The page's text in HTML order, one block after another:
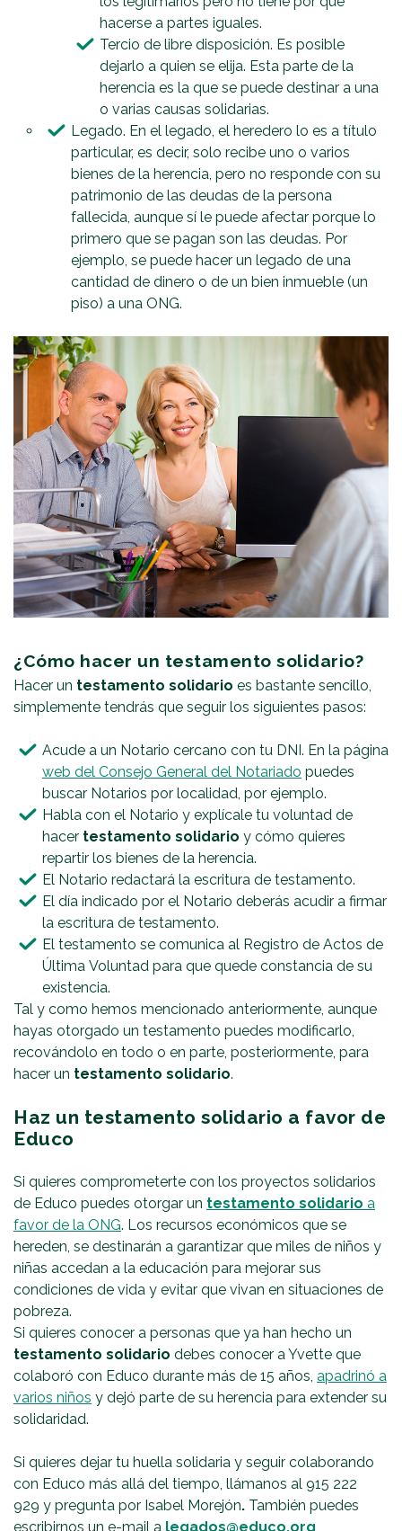
hacerse a partes iguales.
Tercio de libre disposición. Es posible
dejarlo a quien se elija. Esta parte de la
herencia es la que se puede destinar a una
o varias causas solidarias.
Legado. En el legado, el heredero lo es a título
particular, es decir, solo recibe uno o varios
bienes de la herencia, pero no responde con su
patrimonio de las deudas de la persona
fallecida, aunque sí le puede afectar porque lo
primero que se pagan son las deudas. Por
ejemplo, se puede hacer un legado de una
cantidad de dinero o de un bien inmueble (un
piso) a una ONG.
¿Cómo hacer un testamento solidario?
Hacer un testamento solidario es bastante sencillo,
simplemente tendrás que seguir los siguientes pasos:
Acude a un Notario cercano con tu DNI. En la página
web del Consejo General del Notariado puedes
buscar Notarios por localidad, por ejemplo.
Habla con el Notario y explícale tu voluntad de
hacer testamento solidario y cómo quieres
repartir los bienes de la herencia.
El Notario redactará la escritura de testamento.
El día indicado por el Notario deberás acudir a firmar
la escritura de testamento.
El testamento se comunica al Registro de Actos de
Última Voluntad para que quede constancia de su
existencia.
Tal y como hemos mencionado anteriormente, aunque
hayas otorgado un testamento puedes modificarlo,
recovándolo en todo o en parte, posteriormente, para
hacer un testamento solidario.
Haz un testamento solidario a favor de
Educo
Si quieres comprometerte con los proyectos solidarios
de Educo puedes otorgar un testamento solidario a
favor de la ONG. Los recursos económicos que se
hereden, se destinarán a garantizar que miles de niños y
niñas accedan a la educación para mejorar sus
condiciones de vida y evitar que vivan en situaciones de
pobreza.
Si quieres conocer a personas que ya han hecho un
testamento solidario debes conocer a Yvette que
colaboró con Educo durante más de 15 años, apadrinó a
varios niños y dejó parte de su herencia para extender su
solidaridad.
Si quieres dejar tu huella solidaria y seguir colaborando
con Educo más allá del tiempo, llámanos al 915 222
929 y pregunta por Isabel Morejón. También puedes
escribirnos un e-mail a legados@educo.org